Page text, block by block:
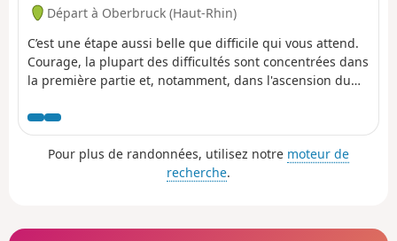
Départ à Oberbruck (Haut-Rhin)
C’est une étape aussi belle que difficile qui vous attend.
Courage, la plupart des difficultés sont concentrées dans
la première partie et, notamment, dans l'ascension du
largement récompensé de vos efforts dans la deuxième
partie de l’étape qui serpente sur la crête, à des altitudes
autour de 1000 à 1100 mètres, et traverse des paysages
variés. Sur ce long tronçon, vous profiterez de nombreux
Pour plus de randonnées, utilisez notre moteur de
recherche.